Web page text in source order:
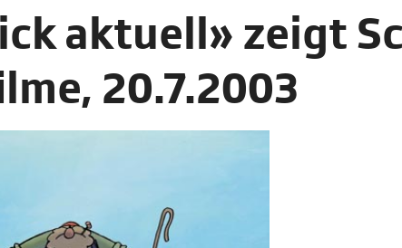
aktuell» zeigt
20.7.2003